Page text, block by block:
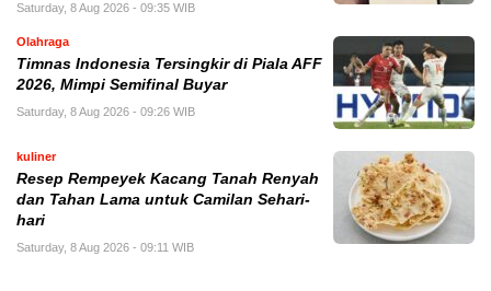
Saturday, 8 Aug 2026 - 09:35 WIB
Olahraga
Timnas Indonesia Tersingkir di Piala AFF
2026, Mimpi Semifinal Buyar
Saturday, 8 Aug 2026 - 09:26 WIB
kuliner
Resep Rempeyek Kacang Tanah Renyah
dan Tahan Lama untuk Camilan Sehari-
hari
Saturday, 8 Aug 2026 - 09:11 WIB